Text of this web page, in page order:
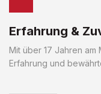
Erfahrung &
Mit über 17 Jahren am
Erfahrung und